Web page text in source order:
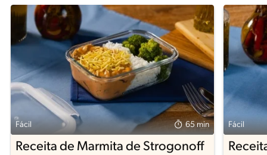
Fácil 65 min
Receita de Marmita de Strogonoff
Fácil